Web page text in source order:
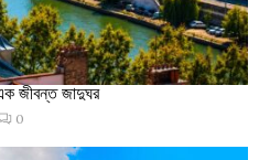
জীবন্ত জাদুঘর
0